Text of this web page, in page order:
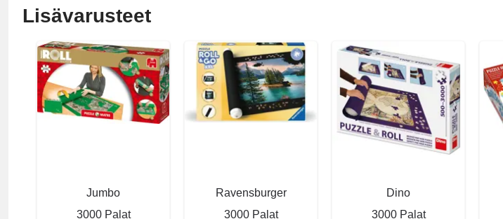
Lisävarusteet
Jumbo
3000 Palat
Ravensburger
3000 Palat
Dino
3000 Palat